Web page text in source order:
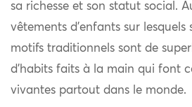
sa richesse et son statut social.
vêtements d’enfants sur lesquels
motifs traditionnels sont de
d’habits faits à la main qui font
vivantes partout dans le monde.